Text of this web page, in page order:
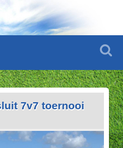
7v7 toernooi